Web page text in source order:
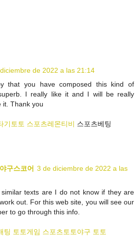
de 2022 a las 21:14
that you have composed this kind of
I really like it and I will be really
it. Thank you
기토토 스포츠레몬티비 스포츠베팅
구스코어 3 de diciembre de 2022 a las
texts are I do not know if they are
out. For this web site, you will see our
to go through this info.
팅 토토게임 스포츠토토야구 토토